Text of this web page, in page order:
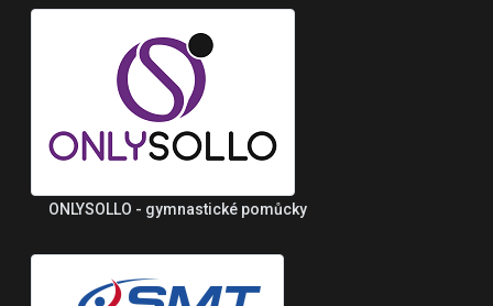
ONLYSOLLO - gymnastické pomůcky